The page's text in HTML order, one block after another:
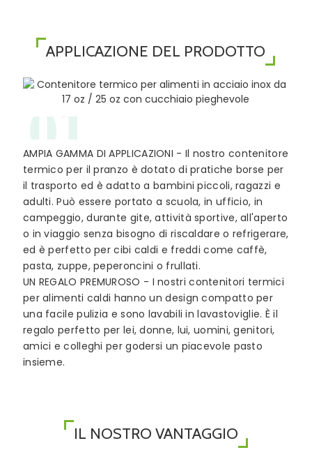
APPLICAZIONE DEL PRODOTTO
01
AMPIA GAMMA DI APPLICAZIONI - Il nostro contenitore
termico per il pranzo è dotato di pratiche borse per
il trasporto ed è adatto a bambini piccoli, ragazzi e
adulti. Può essere portato a scuola, in ufficio, in
campeggio, durante gite, attività sportive, all'aperto
o in viaggio senza bisogno di riscaldare o refrigerare,
ed è perfetto per cibi caldi e freddi come caffè,
pasta, zuppe, peperoncini o frullati.
UN REGALO PREMUROSO - I nostri contenitori termici
per alimenti caldi hanno un design compatto per
una facile pulizia e sono lavabili in lavastoviglie. È il
regalo perfetto per lei, donne, lui, uomini, genitori,
amici e colleghi per godersi un piacevole pasto
insieme.
IL NOSTRO VANTAGGIO